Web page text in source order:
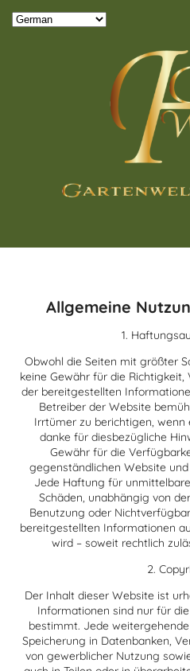
Allgemeine
1.
Obwohl die Seiten mit größter
keine Gewähr für die
der bereitgestellten
Betreiber der Website
Irrtümer zu berichtigen, wenn
danke für diesbezügliche
Gewähr für die
gegenständlichen Website
Jede Haftung für
Schäden, unabhängig von
Benutzung oder
bereitgestellten Informationen
wird – soweit rechtlich
2.
Der Inhalt dieser Website ist
Informationen sind nur für
bestimmt. Jede
Speicherung in Datenbanken,
von gewerblicher Nutzung